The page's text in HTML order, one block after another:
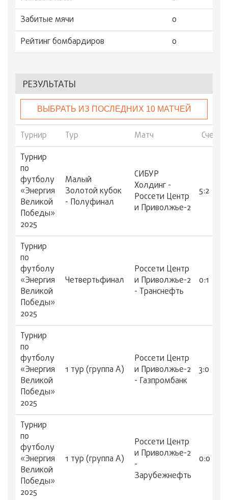
Забитые мячи
0
Рейтинг бомбардиров
0
РЕЗУЛЬТАТЫ
ВЫБРАТЬ ИЗ ПОСЛЕДНИХ 10 МАТЧЕЙ
Турнир Тур Матч
Счет
Турнир
по
футболу
«Энергия
Великой
Победы»
2025
Малый
Золотой кубок
- Полуфинал
СИБУР
Холдинг -
Россети Центр
и Приволжье-2
5:2
Турнир
по
футболу
«Энергия
Великой
Победы»
2025
Четвертьфинал
Россети Центр
и Приволжье-2
- Транснефть
0:1
Турнир
по
футболу
«Энергия
Великой
Победы»
2025
1 тур (группа А)
Россети Центр
и Приволжье-2
- Газпромбанк
3:0
Турнир
по
футболу
«Энергия
Великой
Победы»
2025
1 тур (группа А)
Россети Центр
и Приволжье-2
-
Зарубежнефть
0:0